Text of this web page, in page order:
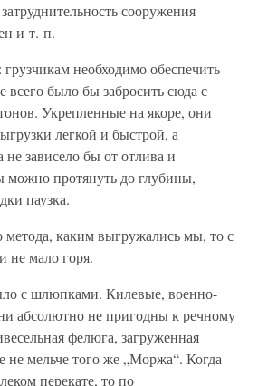
сооружения
и т. п.
необходимо обеспечить
было бы забросить сюда с
Укрепленные на якоре, они
легкой и быстрой, а
не зависело бы от отлива и
протянуть до глубины,
паузка.
метода, каким выгружались мы, то с
не мало горя.
с шлюпками. Килевые, военно-
абсолютно не пригодны к речному
фелюга, загруженная
не мельче того же „Моржа“. Когда
перекате, то по